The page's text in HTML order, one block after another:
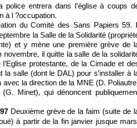
police entrera dans l’église à coups
à l ?occupation.
du Comité des Sans Papiers 59.
la Salle de la Solidarité
et y mène une première grève de
novembre, il quitte la salle de la
protestante, de la Cimade et
la salle (dont le DAL) pour s’installer à
la direction de la MNE (D.
Minet), qui dénoncent
Deuxième grève de la faim (suite de
à partir de la fin janvier jusque